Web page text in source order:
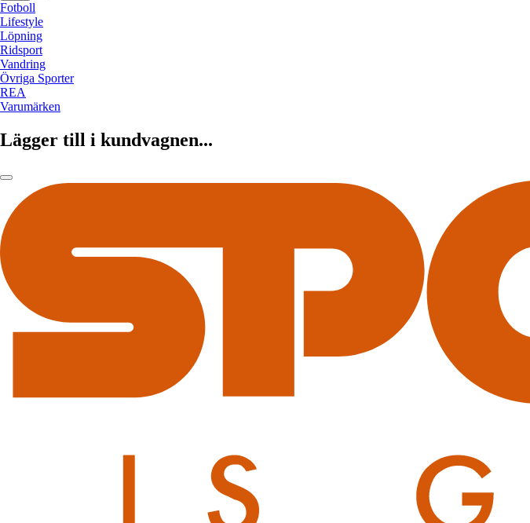
Fotboll
Lifestyle
Löpning
Ridsport
Vandring
Övriga Sporter
REA
Varumärken
Lägger till i kundvagnen...